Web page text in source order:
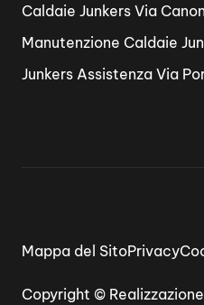
Caldaie Junkers Via
Manutenzione Caldaie
Junkers Assistenza Via
Copyright ©
Mappa del SitoPrivacy